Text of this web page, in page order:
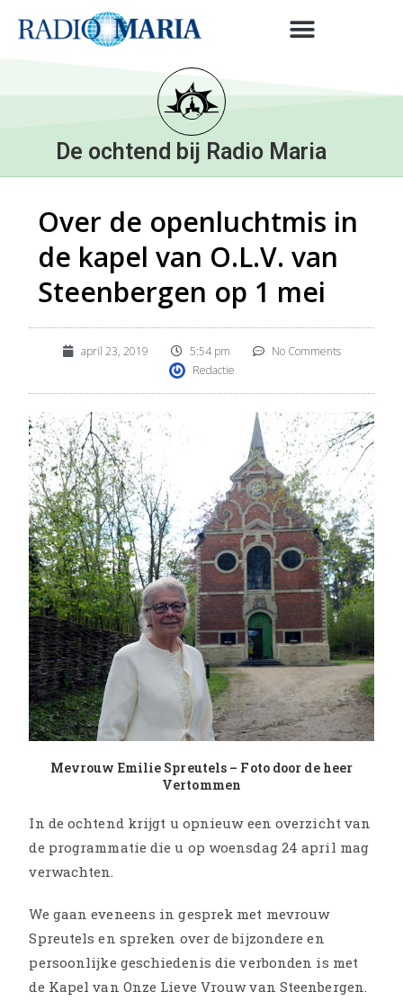
De ochtend bij Radio Maria
Over de openluchtmis in
de kapel van O.L.V. van
Steenbergen op 1 mei
april 23, 2019 5:54 pm
No Comments
Redactie
Mevrouw Emilie Spreutels – Foto door de heer
Vertommen
In de ochtend krijgt u opnieuw een overzicht van
de programmatie die u op woensdag 24 april mag
verwachten.
We gaan eveneens in gesprek met mevrouw
Spreutels en spreken over de bijzondere en
persoonlijke geschiedenis die verbonden is met
de Kapel van Onze Lieve Vrouw van Steenbergen.